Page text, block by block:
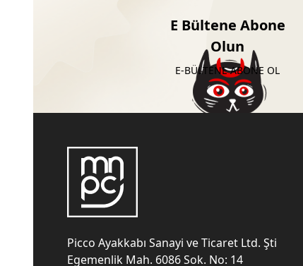
E Bültene Abone
Olun
E-BÜLTENE ABONE OL
Picco Ayakkabı Sanayi ve Ticaret Ltd. Şti
Egemenlik Mah. 6086 Sok. No: 14